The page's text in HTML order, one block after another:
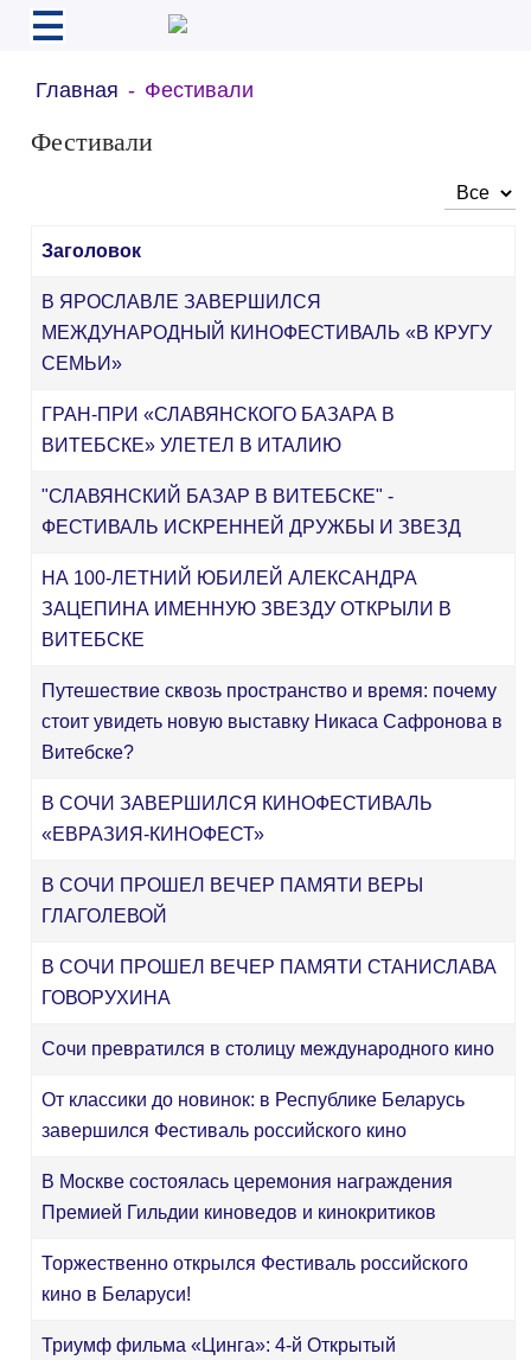
Главная Фестивали
Фестивали
Кол-во
Заголовок
В ЯРОСЛАВЛЕ ЗАВЕРШИЛСЯ
МЕЖДУНАРОДНЫЙ КИНОФЕСТИВАЛЬ «В КРУГУ
СЕМЬИ»
ГРАН-ПРИ «СЛАВЯНСКОГО БАЗАРА В
ВИТЕБСКЕ» УЛЕТЕЛ В ИТАЛИЮ
"СЛАВЯНСКИЙ БАЗАР В ВИТЕБСКЕ" -
ФЕСТИВАЛЬ ИСКРЕННЕЙ ДРУЖБЫ И ЗВЕЗД
НА 100-ЛЕТНИЙ ЮБИЛЕЙ АЛЕКСАНДРА
ЗАЦЕПИНА ИМЕННУЮ ЗВЕЗДУ ОТКРЫЛИ В
ВИТЕБСКЕ
Путешествие сквозь пространство и время: почему
стоит увидеть новую выставку Никаса Сафронова в
Витебске?
В СОЧИ ЗАВЕРШИЛСЯ КИНОФЕСТИВАЛЬ
«ЕВРАЗИЯ-КИНОФЕСТ»
В СОЧИ ПРОШЕЛ ВЕЧЕР ПАМЯТИ ВЕРЫ
ГЛАГОЛЕВОЙ
В СОЧИ ПРОШЕЛ ВЕЧЕР ПАМЯТИ СТАНИСЛАВА
ГОВОРУХИНА
Сочи превратился в столицу международного кино
От классики до новинок: в Республике Беларусь
завершился Фестиваль российского кино
В Москве состоялась церемония награждения
Премией Гильдии киноведов и кинокритиков
Торжественно открылся Фестиваль российского
кино в Беларуси!
Триумф фильма «Цинга»: 4-й Открытый